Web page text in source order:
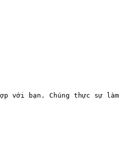
với bạn. Chúng thực sự